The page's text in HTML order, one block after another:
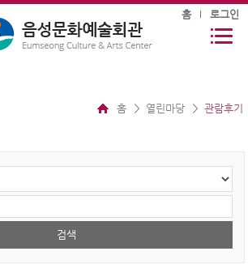
홈 로그인
홈 열린마당 관람후기